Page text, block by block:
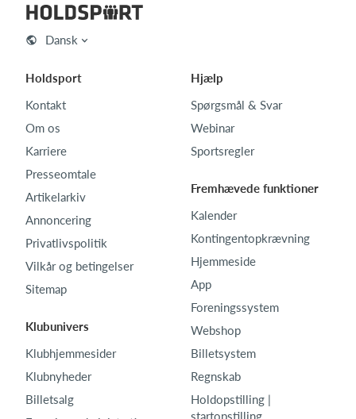
Dansk
Holdsport
Kontakt
Om os
Karriere
Presseomtale
Artikelarkiv
Annoncering
Privatlivspolitik
Vilkår og betingelser
Sitemap
Klubunivers
Klubhjemmesider
Klubnyheder
Billetsalg
Hjælp
Spørgsmål & Svar
Webinar
Sportsregler
Fremhævede funktioner
Kalender
Kontingentopkrævning
Hjemmeside
App
Foreningssystem
Webshop
Billetsystem
Regnskab
Holdopstilling |
startopstilling